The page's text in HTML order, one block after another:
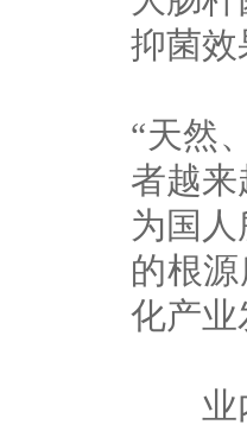
抑菌效
“天然
者越
为国
的根
化产业
业内